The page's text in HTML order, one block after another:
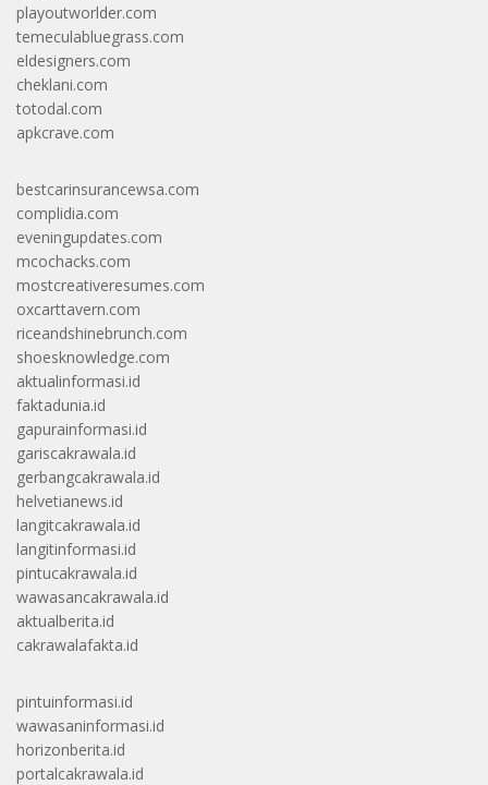
playoutworlder.com
temeculabluegrass.com
eldesigners.com
cheklani.com
totodal.com
apkcrave.com
bestcarinsurancewsa.com
complidia.com
eveningupdates.com
mcochacks.com
mostcreativeresumes.com
oxcarttavern.com
riceandshinebrunch.com
shoesknowledge.com
aktualinformasi.id
faktadunia.id
gapurainformasi.id
gariscakrawala.id
gerbangcakrawala.id
helvetianews.id
langitcakrawala.id
langitinformasi.id
pintucakrawala.id
wawasancakrawala.id
aktualberita.id
cakrawalafakta.id
pintuinformasi.id
wawasaninformasi.id
horizonberita.id
portalcakrawala.id